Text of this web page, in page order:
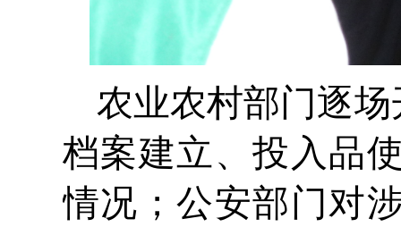
农业农村部门逐
档案建立、投入品
情况；公安部门对